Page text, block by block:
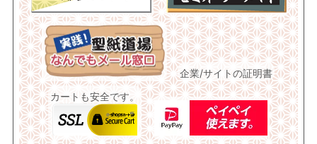
企業/サイトの証明書
カートも安全です。